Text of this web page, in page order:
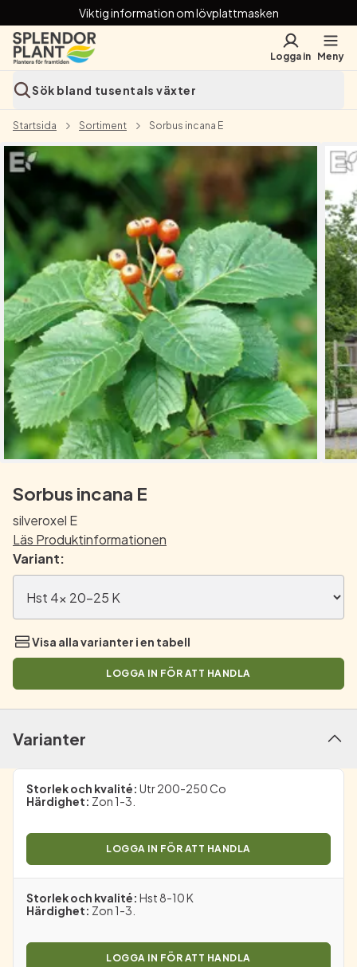
Viktig information om lövplattmasken
Logga in Meny
Sök bland tusentals växter
Startsida Sortiment Sorbus incana E
Sorbus incana E
silveroxel E
Läs Produktinformationen
Variant:
Visa alla varianter i en tabell
LOGGA IN FÖR ATT HANDLA
Varianter
Storlek och kvalité: Utr 200-250 Co
Härdighet: Zon 1-3.
LOGGA IN FÖR ATT HANDLA
Storlek och kvalité: Hst 8-10 K
Härdighet: Zon 1-3.
LOGGA IN FÖR ATT HANDLA